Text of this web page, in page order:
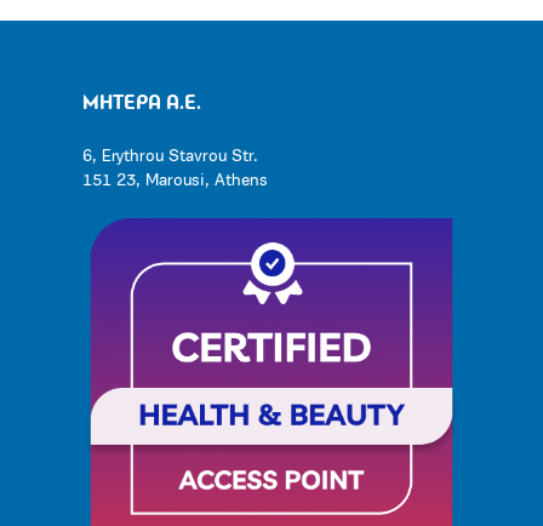
ΜΗΤΕΡΑ Α.Ε.
6, Erythrou Stavrou Str.
151 23, Marousi, Athens